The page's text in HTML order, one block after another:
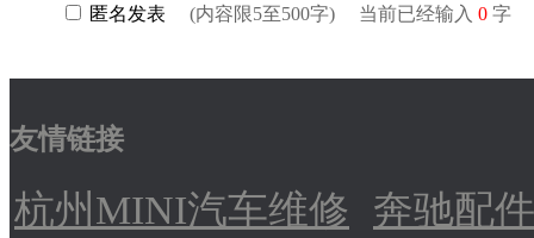
友情链接
杭州MINI汽车维修 奔驰配件